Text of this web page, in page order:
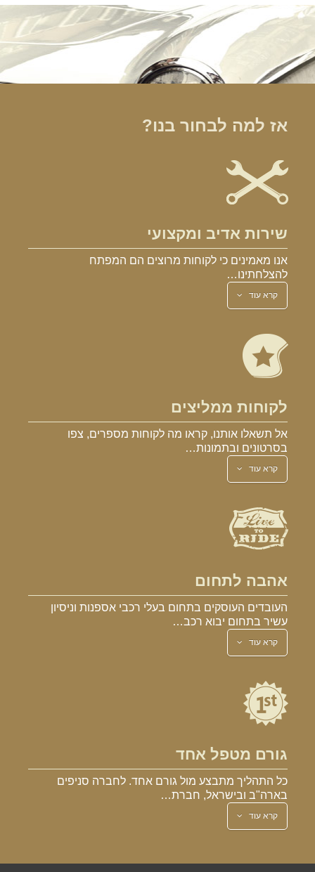
אז למה לבחור בנו?
שירות אדיב ומקצועי
אנו מאמינים כי לקוחות מרוצים הם המפתח
להצלחתינו…
קרא עוד
לקוחות ממליצים
אל תשאלו אותנו, קראו מה לקוחות מספרים, צפו
בסרטונים ובתמונות…
קרא עוד
אהבה לתחום
העובדים העוסקים בתחום בעלי רכבי אספנות וניסיון
עשיר בתחום יבוא רכב…
קרא עוד
גורם מטפל אחד
כל התהליך מתבצע מול גורם אחד. לחברה סניפים
בארה"ב ובישראל, חברת…
קרא עוד